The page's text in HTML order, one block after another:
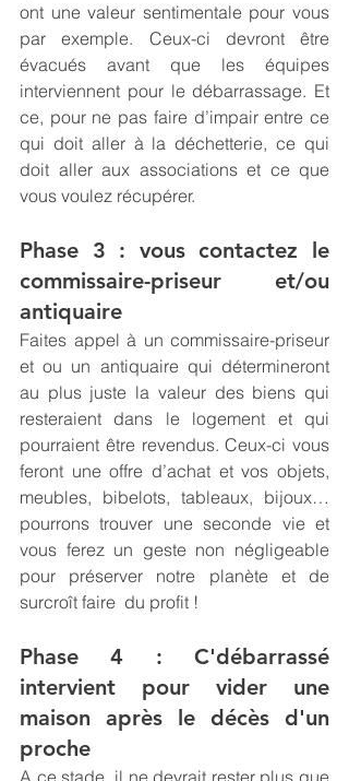
ont une valeur sentimentale pour vous
par exemple. Ceux-ci devront être
évacués avant que les équipes
interviennent pour le débarrassage. Et
ce, pour ne pas faire d’impair entre ce
qui doit aller à la déchetterie, ce qui
doit aller aux associations et ce que
vous voulez récupérer.
Phase 3 : vous contactez le
commissaire-priseur et/ou
antiquaire
Faites appel à un commissaire-priseur
et ou un antiquaire qui détermineront
au plus juste la valeur des biens qui
resteraient dans le logement et qui
pourraient être revendus. Ceux-ci vous
feront une offre d’achat et vos objets,
meubles, bibelots, tableaux, bijoux…
pourrons trouver une seconde vie et
vous ferez un geste non négligeable
pour préserver notre planète et de
surcroît faire  du profit !
Phase 4 : C'débarrassé
intervient pour vider une
maison après le décès d'un
proche
A ce stade, il ne devrait rester plus que